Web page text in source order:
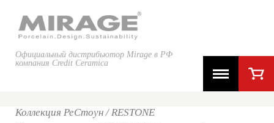
Официальный дистрибьютор Mirage в РФ
компания Credit Ceramica
Коллекция РеСтоун / RESTONE